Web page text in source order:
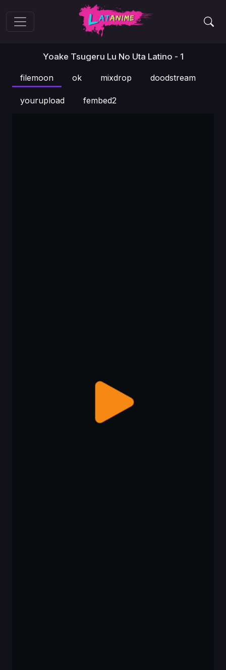
Yoake Tsugeru Lu No Uta Latino - 1
filemoon ok mixdrop doodstream
yourupload fembed2